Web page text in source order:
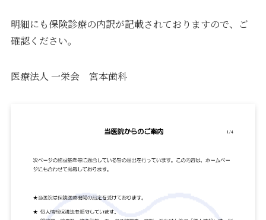
明細にも保険診療の内訳が記載されておりますので、ご
確認ください。
医療法人 一栄会 宮本歯科